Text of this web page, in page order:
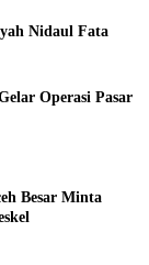
Nidaul Fata
Operasi Pasar
Besar Minta